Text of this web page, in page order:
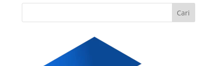
Cari